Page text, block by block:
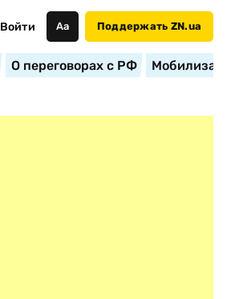
Войти Аа Поддержать ZN.ua
О переговорах с РФ